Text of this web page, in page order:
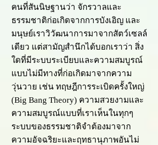
คนที่สันนิษฐานว่า จักรวาลและ
ธรรมชาติก่อเกิดจากการบังเอิญ และ
มนุษย์เราวิวัฒนาการมาจากสัตว์เซลล์
เดียว แต่สามัญสำนึกได้บอกเราว่า สิ่ง
ใดที่มีระบบระเบียบและความสมบูรณ์
แบบไม่มีทางที่ก่อเกิดมาจากความ
วุ่นวาย เช่น ทฤษฎีการระเบิดครั้งใหญ่
(Big Bang Theory) ความสวยงามและ
ความสมบูรณ์แบบที่เราเห็นในทุกๆ
ระบบของธรรมชาติจำต้องมาจาก
ความอัจฉริยะและฤทธานุภาพอันไม่